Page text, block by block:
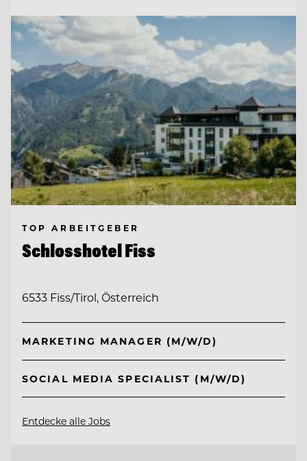
TOP ARBEITGEBER
Schlosshotel Fiss
6533 Fiss/Tirol, Österreich
MARKETING MANAGER (M/W/D)
SOCIAL MEDIA SPECIALIST (M/W/D)
Entdecke alle Jobs